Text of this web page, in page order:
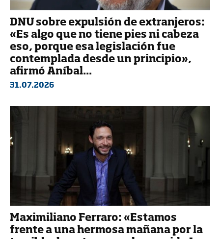
DNU sobre expulsión de extranjeros:
«Es algo que no tiene pies ni cabeza
eso, porque esa legislación fue
contemplada desde un principio»,
afirmó Aníbal...
31.07.2026
Maximiliano Ferraro: «Estamos
frente a una hermosa mañana por la